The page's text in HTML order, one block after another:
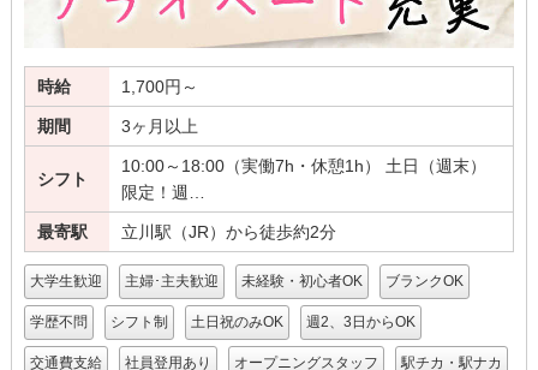
時給 1,700円～
期間 3ヶ月以上
シフト
10:00～18:00（実働7h・休憩1h） 土日（週末）
限定！週…
最寄駅 立川駅（JR）から徒歩約2分
大学生歓迎 主婦･主夫歓迎 未経験・初心者OK ブランクOK
学歴不問 シフト制 土日祝のみOK 週2、3日からOK
交通費支給 社員登用あり オープニングスタッフ 駅チカ・駅ナカ